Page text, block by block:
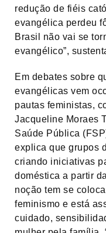
redução de fiéis
evangélica perdeu
Brasil não vai se
evangélico”,
Em debates sobre
evangélicas vem
pautas feministas,
Jacqueline Moraes
Saúde Pública
explica que grupos
criando iniciativas
doméstica a partir
noção tem se
feminismo e está
cuidado,